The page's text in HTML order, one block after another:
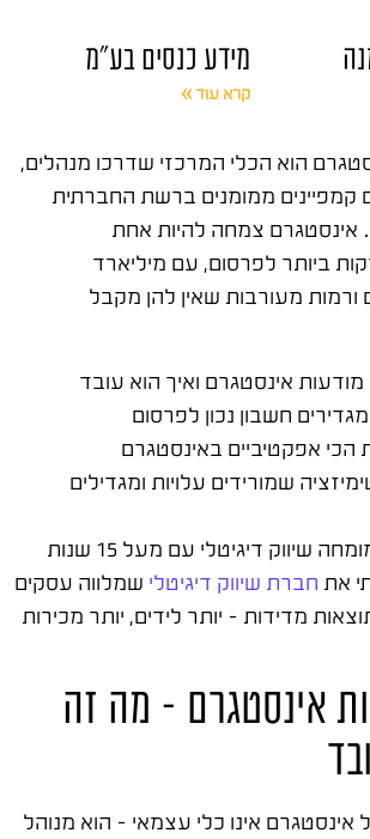
מידע כנסים בע"מ
קרא עוד »
הוא הכלי המרכזי שדרכו מנהלים,
קמפיינים ממומנים ברשת החברתית
אינסטגרם צמחה להיות אחת
ביותר לפרסום, עם מיליארד
מעורבות שאין להן מקבל
אינסטגרם ואיך הוא עובד
חשבון נכון לפרסום
הכי אפקטיביים באינסטגרם
שמורידים עלויות ומגדילים
, מומחה שיווק דיגיטלי עם מעל 15 שנות
את חברת שיווק דיגיטלי שמלווה עסקים
מדידות – יותר לידים, יותר מכירות
אינסטגרם – מה זה
אינו כלי עצמאי – הוא מנוהל